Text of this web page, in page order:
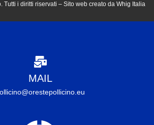
Tutti i diritti riservati – Sito web creato da Whig Italia
MAIL